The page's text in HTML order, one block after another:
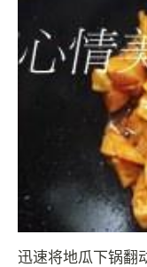
迅速将地瓜下锅翻